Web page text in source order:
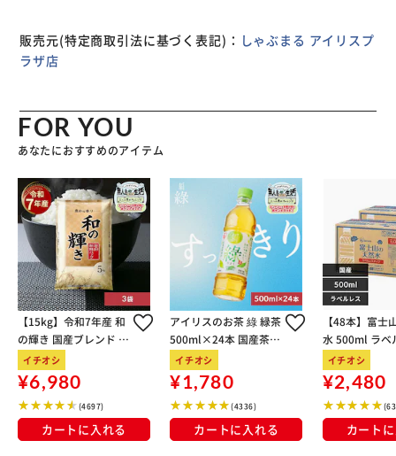
有限会社しゃぶ亭まる
香川県木田郡三木町井戸1293-1
販売元(特定商取引法に基づく表記)： しゃぶまる アイリスプ
ラザ店
FOR YOU
あなたにおすすめのアイテム
【15kg】令和7年産 和
の輝き 国産ブレンド 5
kg×3袋
イチオシ
¥6,980
(4697)
カートに入れる
アイリスのお茶 綠 緑茶
500ml×24本 国産茶葉
100％使用
イチオシ
¥1,780
(4336)
カートに入れる
【48本】富士
水 500ml ラベ
イチオシ
¥2,480
カート